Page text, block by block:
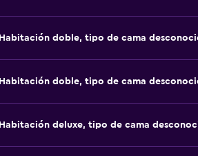
Habitación doble, tipo de cama
Habitación doble, tipo de cama
Habitación deluxe, tipo de cama